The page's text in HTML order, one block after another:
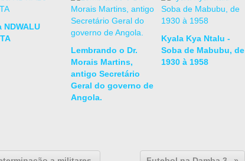
NDWALU
Lembrando o Dr.
Morais Martins,
antigo Secretário
Geral do governo de
Angola.
Kyala Kya Ntalu -
Soba de Mabubu, de
1930 à 1958